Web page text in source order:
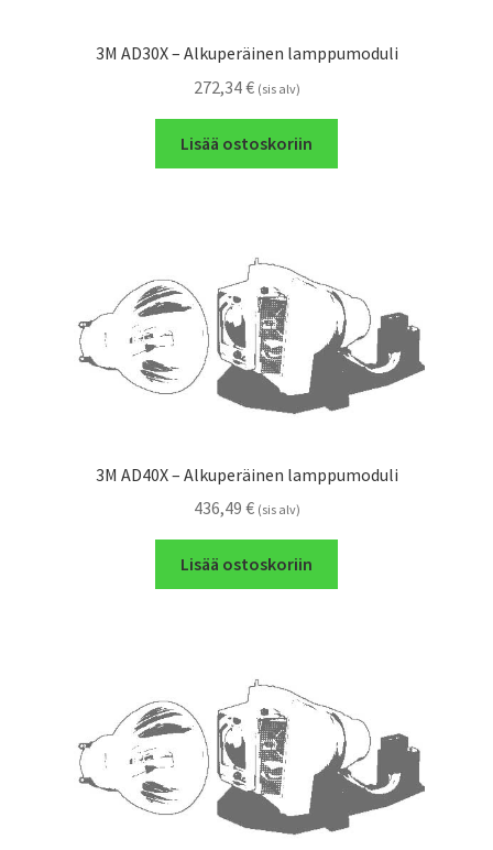
3M AD30X – Alkuperäinen lamppumoduli
272,34€ (sis alv)
Lisää ostoskoriin
3M AD40X – Alkuperäinen lamppumoduli
436,49 € (sis alv)
Lisää ostoskoriin